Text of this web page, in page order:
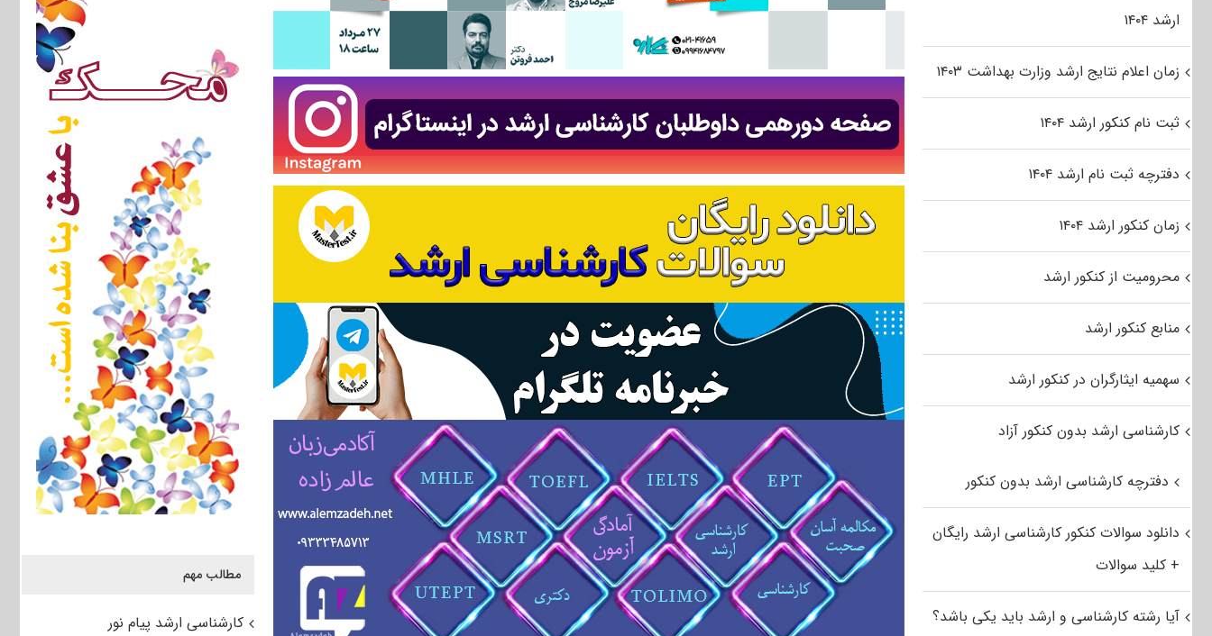
مطالب مهم
کارشناسی ارشد پیام نور
ارشد ۱۴۰۴
زمان اعلام نتایج ارشد وزارت بهداشت ۱۴۰۳
ثبت نام کنکور ارشد ۱۴۰۴
دفترچه ثبت نام ارشد ۱۴۰۴
زمان کنکور ارشد ۱۴۰۴
محرومیت از کنکور ارشد
منابع کنکور ارشد
سهمیه ایثارگران در کنکور ارشد
کارشناسی ارشد بدون کنکور آزاد
دفترچه کارشناسی ارشد بدون کنکور
دانلود سوالات کنکور کارشناسی ارشد رایگان
+ کلید سوالات
آیا رشته کارشناسی و ارشد باید یکی باشد؟